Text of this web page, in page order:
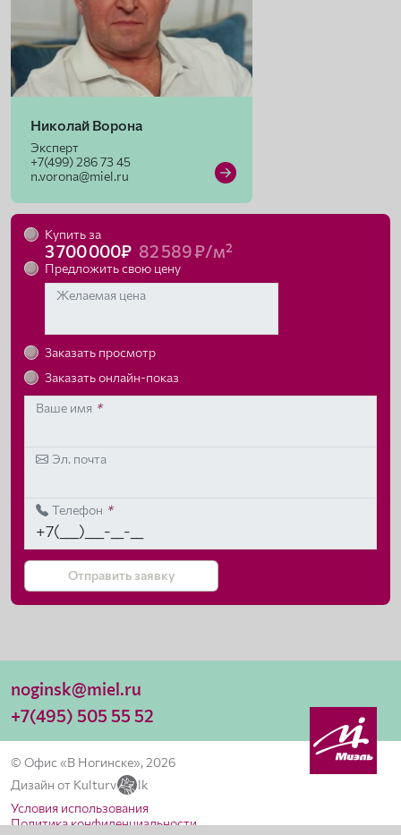
Николай Ворона
Эксперт
+7(499) 286 73 45
n.vorona@miel.ru
Купить за
3 700 000₽ 82 589 ₽/м²
Предложить свою цену
Желаемая цена
Заказать просмотр
Заказать онлайн-показ
Ваше имя *
Эл. почта
Телефон *
Отправить заявку
noginsk@miel.ru
+7(495) 505 55 52
© Офис «В Ногинске», 2026
Дизайн от Kulturv
lk
Условия использования
Политика конфиденциальности